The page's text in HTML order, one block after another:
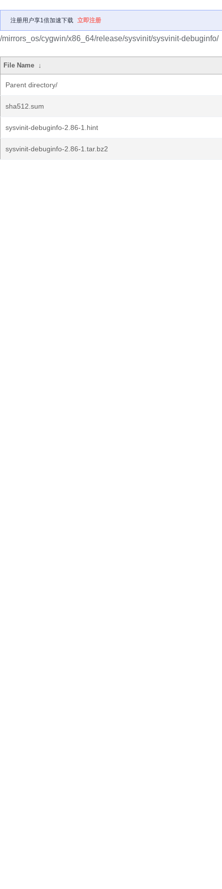
注册用户享1倍加速下载 立即注册
/mirrors_os/cygwin/x86_64/release/sysvinit/sysvinit-debuginfo/
File Name ↓
Parent directory/
sha512.sum
sysvinit-debuginfo-2.86-1.hint
sysvinit-debuginfo-2.86-1.tar.bz2